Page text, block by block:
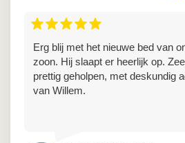
starstarstarstarstar
Erg blij met het nieuwe bed van
zoon. Hij slaapt er heerlijk op.
prettig geholpen, met deskundig
van Willem.